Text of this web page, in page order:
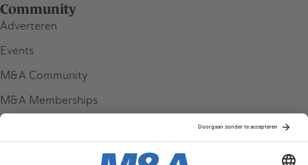
Community
Adverteren
Events
M&A Community
M&A Memberships